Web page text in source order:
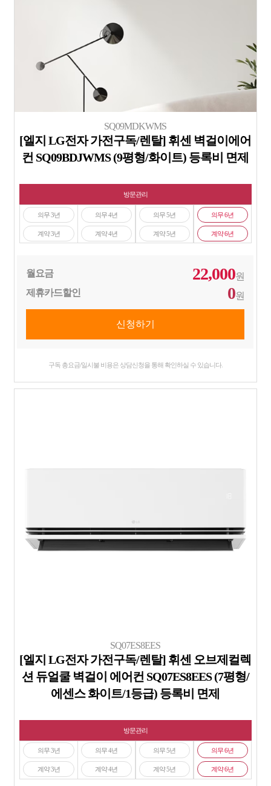
SQ09MDKWMS
[엘지 LG전자 가전구독/렌탈] 휘센 벽걸이에어
컨 SQ09BDJWMS (9평형/화이트) 등록비 면제
방문관리
의무 3년
계약 3년
의무 4년
계약 4년
의무 5년
계약 5년
의무 6년
계약 6년
월요금 22,000원
제휴카드할인
0원
구독 총요금/일시불 비용은 상담신청을 통해 확인하실 수 있습니다.
SQ07ES8EES
[엘지 LG전자 가전구독/렌탈] 휘센 오브제컬렉
션 듀얼쿨 벽걸이 에어컨 SQ07ES8EES (7평형/
에센스 화이트/1등급) 등록비 면제
방문관리
의무 3년
계약 3년
의무 4년
계약 4년
의무 5년
계약 5년
의무 6년
계약 6년